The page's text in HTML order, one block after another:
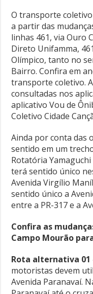
O transporte
a partir das
linhas 461, via Ouro
Direto Unifamma,
Olímpico, tanto no
Bairro. Confira em
transporte coletivo.
consultadas nos
aplicativo Vou de
Coletivo Cidade
Ainda por conta das
sentido em um
Rotatória
terá sentido único
Avenida Virgílio
sentido único a
entre a PR-317 e a
Confira as
Campo Mourão
Rota alternativa 01
motoristas devem
Avenida Paranavaí.